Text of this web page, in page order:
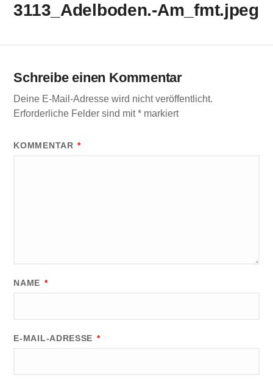
3113_Adelboden.-Am_fmt.jpeg
Schreibe einen Kommentar
Deine E-Mail-Adresse wird nicht veröffentlicht.
Erforderliche Felder sind mit* markiert
KOMMENTAR *
NAME *
E-MAIL-ADRESSE *